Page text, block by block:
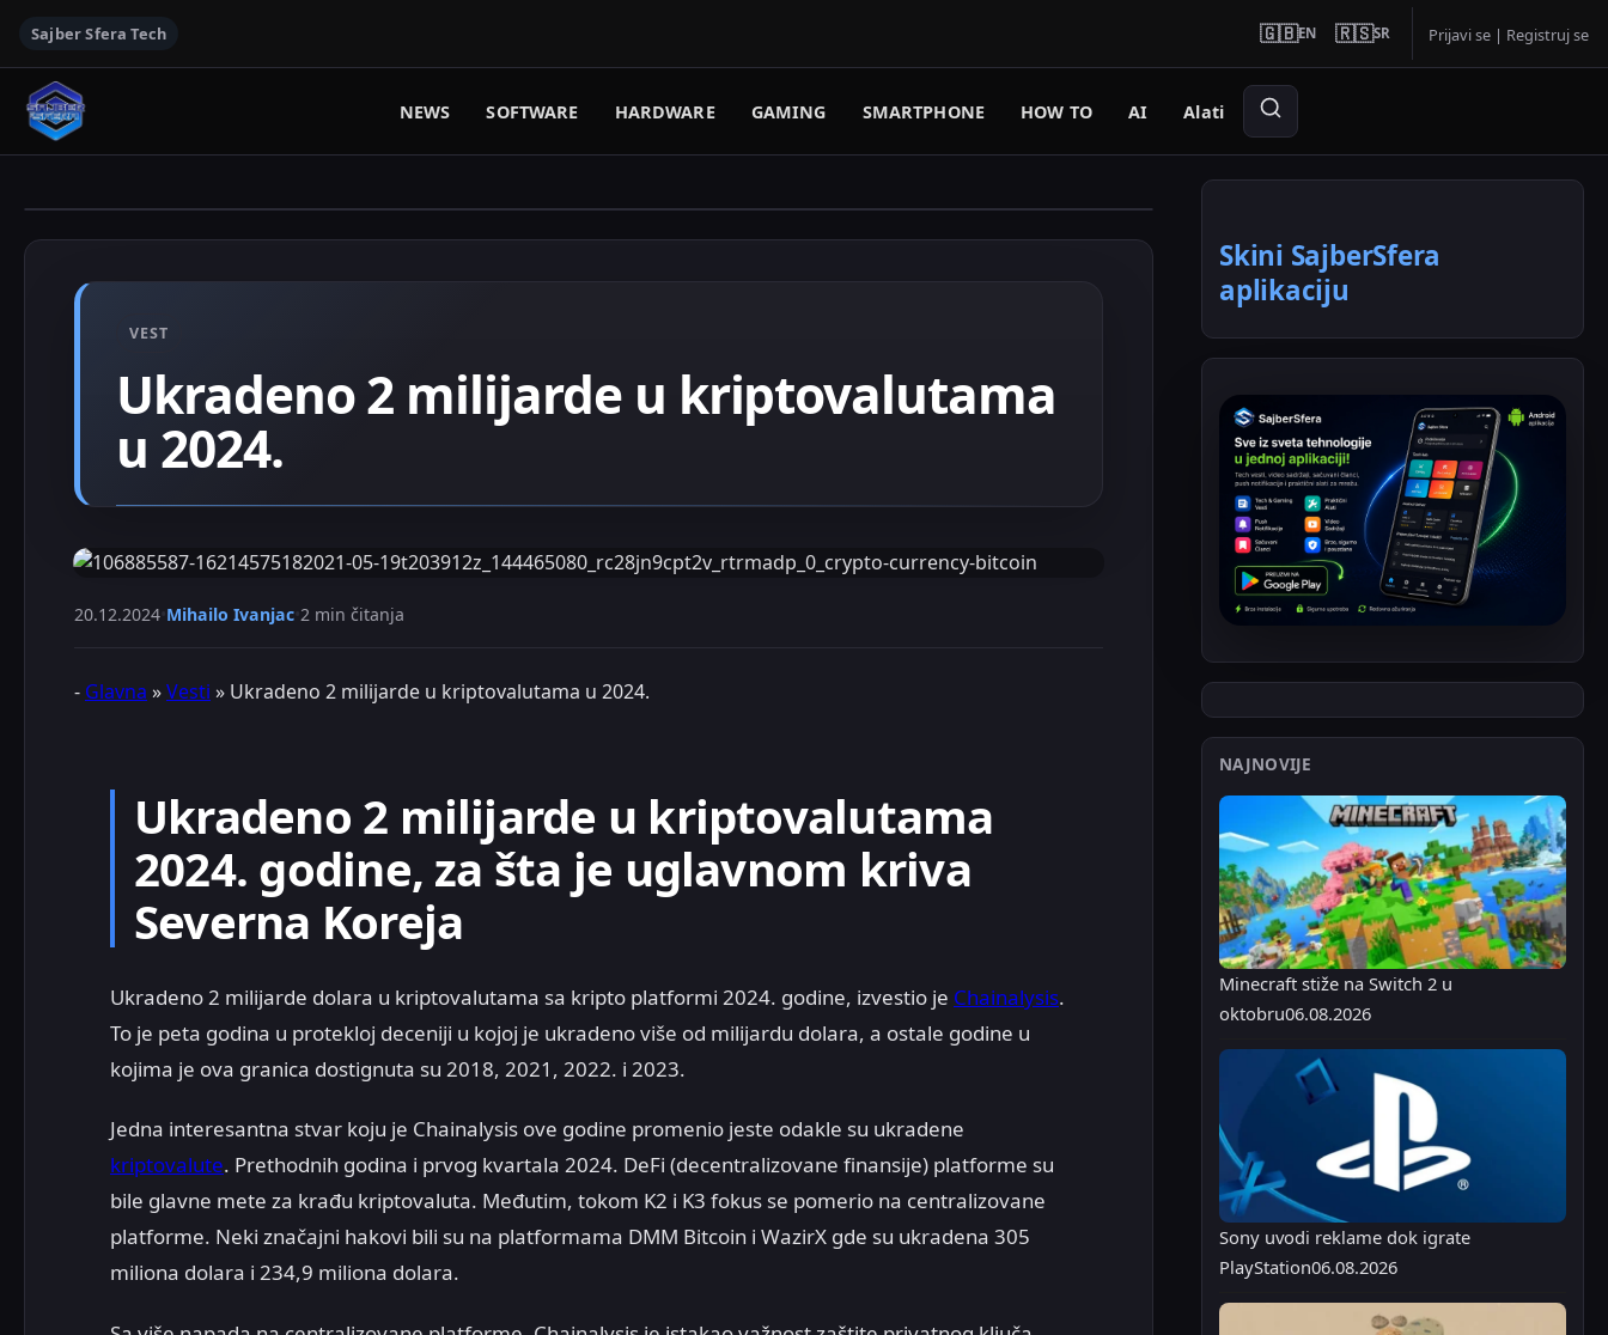
Sajber Sfera Tech 🇬🇧EN 🇷🇸SR Prijavi se | Registruj se
NEWS SOFTWARE HARDWARE GAMING SMARTPHONE HOW TO AI Alati
VEST
Ukradeno 2 milijarde u kriptovalutama
u 2024.
20.12.2024 Mihailo Ivanjac 2 min čitanja
- Glavna »Vesti » Ukradeno 2 milijarde u kriptovalutama u 2024.
Ukradeno 2 milijarde u kriptovalutama
2024. godine, za šta je uglavnom kriva
Severna Koreja
Ukradeno 2 milijarde dolara u kriptovalutama sa kripto platformi 2024. godine, izvestio je Chainalysis.
To je peta godina u protekloj deceniji u kojoj je ukradeno više od milijardu dolara, a ostale godine u
kojima je ova granica dostignuta su 2018, 2021, 2022. i 2023.
Jedna interesantna stvar koju je Chainalysis ove godine promenio jeste odakle su ukradene
kriptovalute. Prethodnih godina i prvog kvartala 2024. DeFi (decentralizovane finansije) platforme su
bile glavne mete za krađu kriptovaluta. Međutim, tokom K2 i K3 fokus se pomerio na centralizovane
platforme. Neki značajni hakovi bili su na platformama DMM Bitcoin i WazirX gde su ukradena 305
miliona dolara i 234,9 miliona dolara.
Skini SajberSfera
aplikaciju
NAJNOVIJE
Minecraft stiže na Switch 2 u
oktobru06.08.2026
Sony uvodi reklame dok igrate
PlayStation06.08.2026